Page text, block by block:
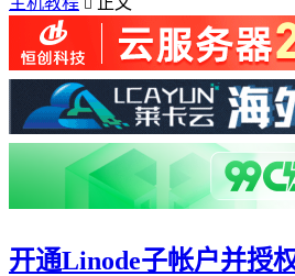

开通Linode子帐户并授